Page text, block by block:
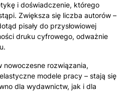
i doświadczenie, którego
Zwiększa się liczba autorów –
pisały do przysłowiowej
druku cyfrowego, odważnie
nowoczesne rozwiązania,
modele pracy – stają się
dla wydawnictw, jak i dla